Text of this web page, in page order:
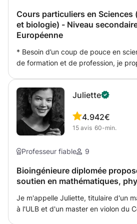
Cours particuliers en Sciences
et biologie) - Niveau
Européenne
* Besoin d’un coup de pouce en
de formation et de profession, je
Européenne. Avec 3 ans
l’enseignement particulier,
manière personnalisée afin de l’aider
efficacement et durablement. Mon
élèves sereinement aux examens. *
deviennent plus accessibles grâce
concrètes et des méthodes
difficultés : Ensemble, nous
améliorer et construisons des bases
Juliette
4.9
15 avis
42€
60-min.
Professeur fiable 9
Bioingénieure diplomée
soutien en mathématiques,
Je m'appelle Juliette, titulaire d'un
à l'ULB et d'un master en violon du